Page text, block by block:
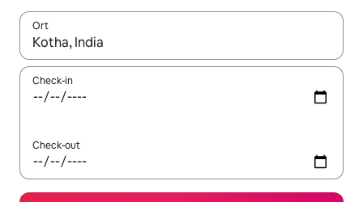
Ort
Wenn Ergebnisse verfügbar sind, navigiere mit den
Check-in
Check-out